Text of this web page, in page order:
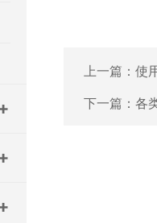
上一篇： 使
下一篇： 各